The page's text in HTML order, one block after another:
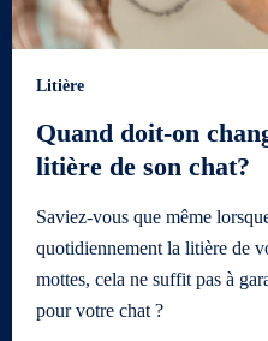
Litière
Quand doit-on
litière de son chat?
Saviez-vous que même
quotidiennement la litière de
mottes, cela ne suffit pas à
pour votre chat ?